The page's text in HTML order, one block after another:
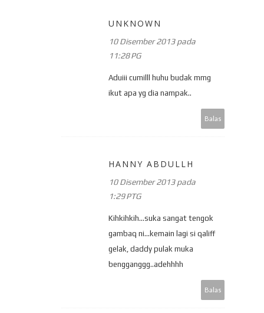
UNKNOWN
10 Disember 2013 pada
11:28 PG
Aduiii cumilll huhu budak mmg
ikut apa yg dia nampak..
Balas
HANNY ABDULLH
10 Disember 2013 pada
1:29 PTG
Kihkihkih...suka sangat tengok
gambaq ni...kemain lagi si qaliff
gelak, daddy pulak muka
bengganggg..adehhhh
Balas